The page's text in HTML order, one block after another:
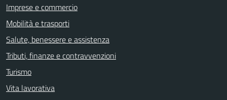
Imprese e commercio
Mobilità e trasporti
Salute, benessere e assistenza
Tributi, finanze e contravvenzioni
Turismo
Vita lavorativa